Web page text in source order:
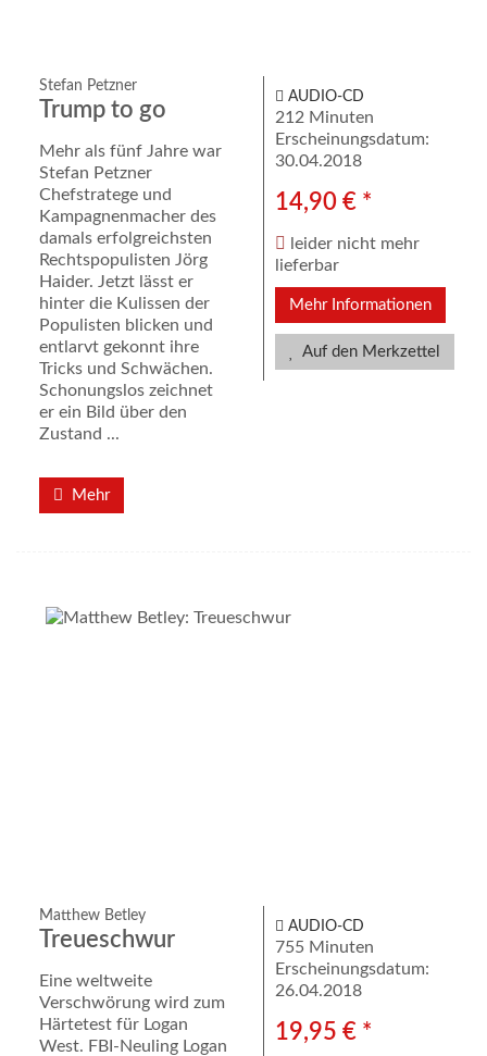
Stefan Petzner
Trump to go
Mehr als fünf Jahre war
Stefan Petzner
Chefstratege und
Kampagnenmacher des
damals erfolgreichsten
Rechtspopulisten Jörg
Haider. Jetzt lässt er
hinter die Kulissen der
Populisten blicken und
entlarvt gekonnt ihre
Tricks und Schwächen.
Schonungslos zeichnet
er ein Bild über den
Zustand ...
Mehr
AUDIO-CD
212 Minuten
Erscheinungsdatum:
30.04.2018
14,90 € *
leider nicht mehr
lieferbar
Mehr Informationen
Auf den Merkzettel
Matthew Betley
Treueschwur
Eine weltweite
Verschwörung wird zum
Härtetest für Logan
West. FBI-Neuling Logan
AUDIO-CD
755 Minuten
Erscheinungsdatum:
26.04.2018
19,95 € *